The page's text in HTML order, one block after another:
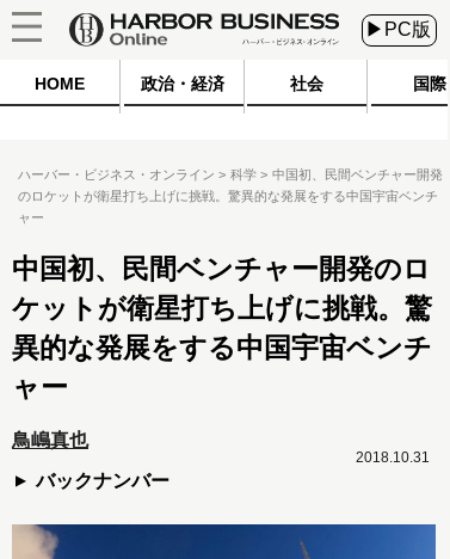
▶PC版
HOME 政治・経済 社会 国際
ハーバー・ビジネス・オンライン 科学
中国初、民間ベンチャー開発
のロケットが衛星打ち上げに挑戦。驚異的な発展をする中国宇宙ベンチ
ャー
中国初、民間ベンチャー開発のロ
ケットが衛星打ち上げに挑戦。驚
異的な発展をする中国宇宙ベンチ
ャー
鳥嶋真也
バックナンバー
2018.10.31